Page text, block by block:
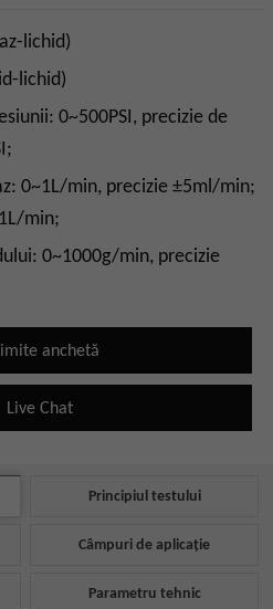
lichid)
lichid)
0~500PSI, precizie de
0~1L/min, precizie ±5ml/min;
min;
0~1000g/min, precizie
anchetă
Live Chat
Principiul testului
Câmpuri de aplicație
Parametru tehnic